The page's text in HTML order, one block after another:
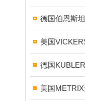
德国伯恩斯
美国
德国
美国